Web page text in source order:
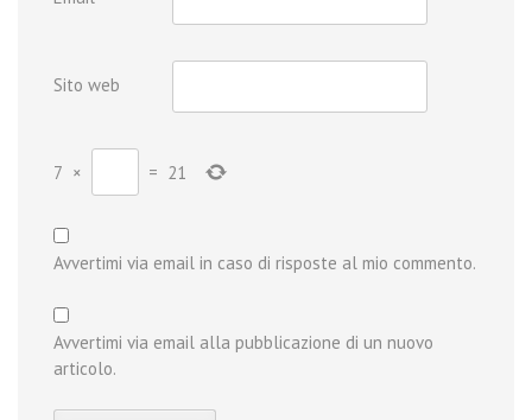
Sito web
7 × = 21
Avvertimi via email in caso di risposte al mio commento.
Avvertimi via email alla pubblicazione di un nuovo
articolo.